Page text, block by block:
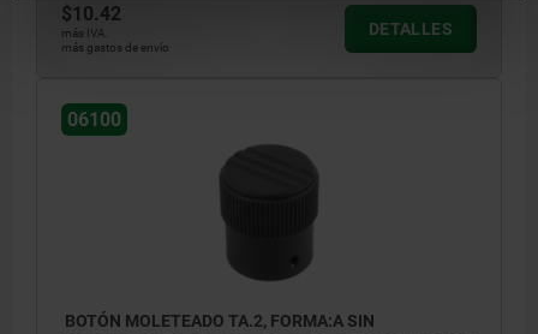
$10.42
más IVA.
más gastos de envío
DETALLES
06100
BOTÓN MOLETEADO TA.2, FORMA:A SIN